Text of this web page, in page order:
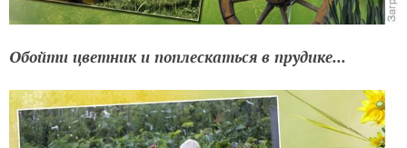
Обойти цветник и поплескаться в прудике...